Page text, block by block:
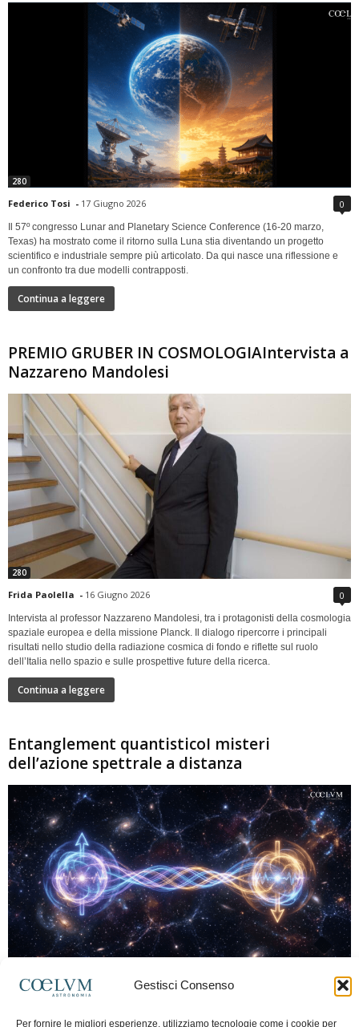
Gestisci Consenso
Per fornire le migliori esperienze, utilizziamo tecnologie come i cookie per
280
Federico Tosi - 17 Giugno 2026 0
Il 57º congresso Lunar and Planetary Science Conference (16-20 marzo,
Texas) ha mostrato come il ritorno sulla Luna stia diventando un progetto
scientifico e industriale sempre più articolato. Da qui nasce una riflessione e
un confronto tra due modelli contrapposti.
Continua a leggere
PREMIO GRUBER IN COSMOLOGIAIntervista a
Nazzareno Mandolesi
280
Frida Paolella - 16 Giugno 2026 0
Intervista al professor Nazzareno Mandolesi, tra i protagonisti della cosmologia
spaziale europea e della missione Planck. Il dialogo ripercorre i principali
risultati nello studio della radiazione cosmica di fondo e riflette sul ruolo
dell’Italia nello spazio e sulle prospettive future della ricerca.
Continua a leggere
Entanglement quantisticoI misteri
dell’azione spettrale a distanza
Marco Lorrai - 15 Giugno 2026 0
moderna: due particelle possono mostrare correlazioni che sembrano ignorare